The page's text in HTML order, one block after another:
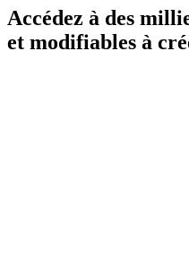
Accédez à des
et modifiables à